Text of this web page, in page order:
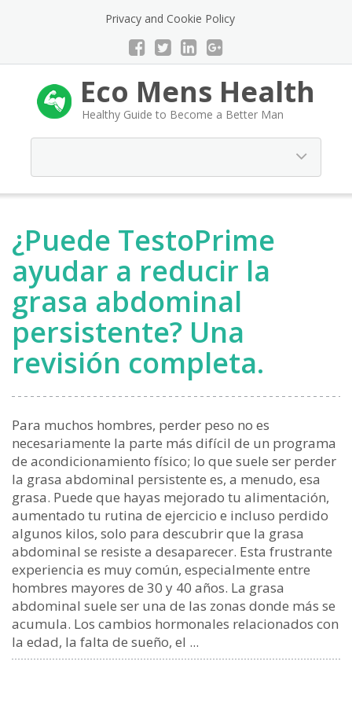
Privacy and Cookie Policy
Eco Mens Health
Healthy Guide to Become a Better Man
¿Puede TestoPrime
ayudar a reducir la
grasa abdominal
persistente? Una
revisión completa.
Para muchos hombres, perder peso no es
necesariamente la parte más difícil de un programa
de acondicionamiento físico; lo que suele ser perder
la grasa abdominal persistente es, a menudo, esa
grasa. Puede que hayas mejorado tu alimentación,
aumentado tu rutina de ejercicio e incluso perdido
algunos kilos, solo para descubrir que la grasa
abdominal se resiste a desaparecer. Esta frustrante
experiencia es muy común, especialmente entre
hombres mayores de 30 y 40 años. La grasa
abdominal suele ser una de las zonas donde más se
acumula. Los cambios hormonales relacionados con
la edad, la falta de sueño, el ...